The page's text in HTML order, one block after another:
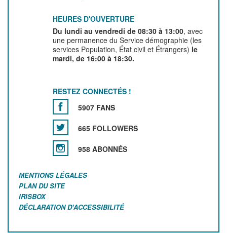
HEURES D'OUVERTURE
Du lundi au vendredi de 08:30 à 13:00, avec
une permanence du Service démographie (les
services Population, État civil et Étrangers) le
mardi, de 16:00 à 18:30.
RESTEZ CONNECTÉS !
5907 FANS
665 FOLLOWERS
958 ABONNÉS
MENTIONS LÉGALES
PLAN DU SITE
IRISBOX
DÉCLARATION D'ACCESSIBILITÉ